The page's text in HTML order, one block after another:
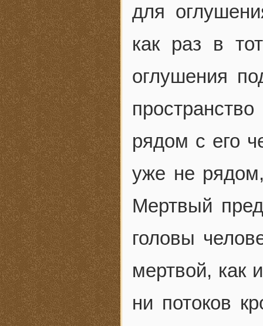
для
как раз в
оглушения
рядом с его
уже не
Мертвый
головы
мертвой, как
ни потоков